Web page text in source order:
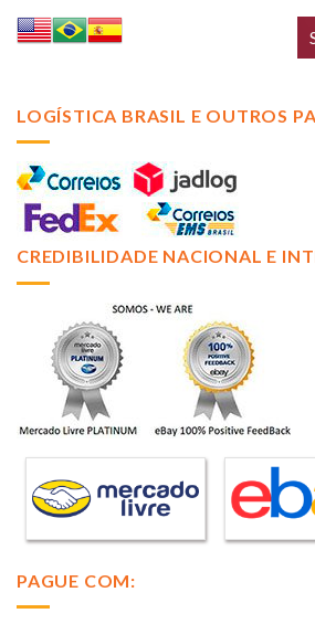
LOGÍSTICA BRASIL E OUTROS
CREDIBILIDADE NACIONAL E
PAGUE COM: